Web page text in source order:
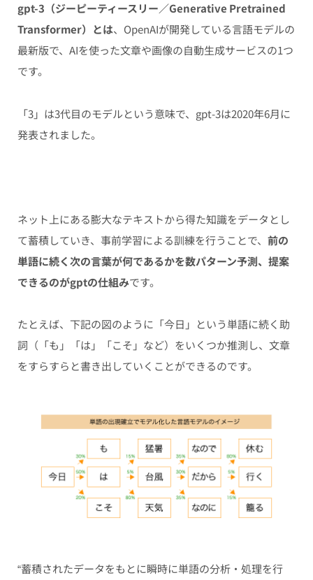
gpt-3（ジーピーティースリー／Generative Pretrained
Transformer）とは、OpenAIが開発している言語モデルの
最新版で、AIを使った文章や画像の自動生成サービスの1つ
です。
「3」は3代目のモデルという意味で、gpt-3は2020年6月に
発表されました。
ネット上にある膨大なテキストから得た知識をデータとし
て蓄積していき、事前学習による訓練を行うことで、 前の
単語に続く次の言葉が何であるかを数パターン予測、提案
できるのがgptの仕組みです。
たとえば、下記の図のように「今日」という単語に続く助
詞（「も」「は」「こそ」など）をいくつか推測し、文章
をすらすらと書き出していくことができるのです。
“蓄積されたデータをもとに瞬時に単語の分析・処理を行